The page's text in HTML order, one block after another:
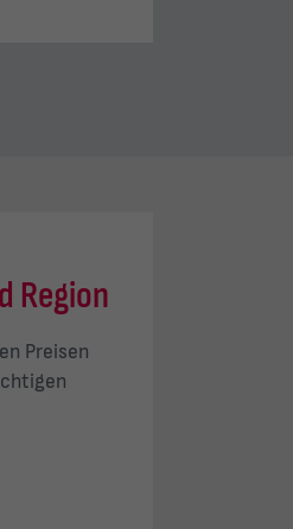
Region
Preisen